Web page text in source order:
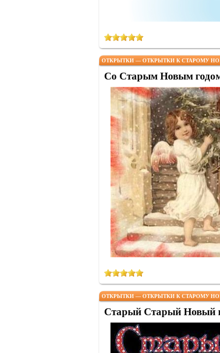
ОТКРЫТКИ — ОТКРЫТКИ К СТАРОМУ
Со Старым Новым
ОТКРЫТКИ — ОТКРЫТКИ К СТАРОМУ
Старый Старый Новый